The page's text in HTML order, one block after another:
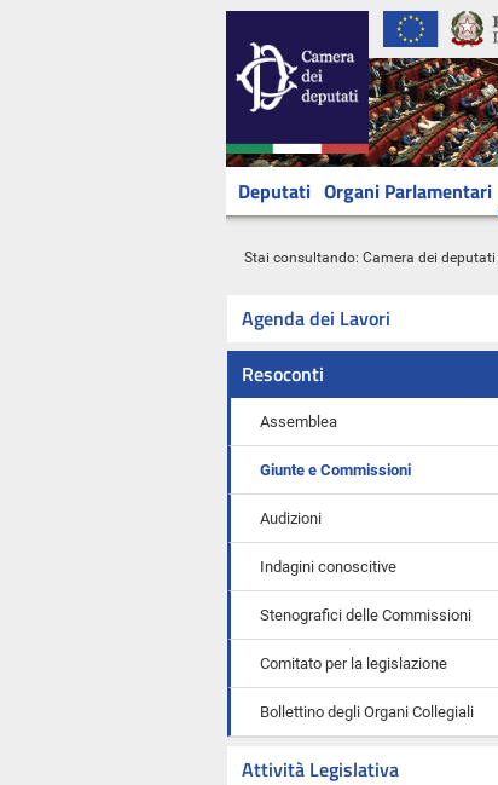
Deputati Organi Parlamentari
Stai consultando: Camera dei deputati
Agenda dei Lavori
Resoconti
Assemblea
Giunte e Commissioni
Audizioni
Indagini conoscitive
Stenografici delle Commissioni
Comitato per la legislazione
Bollettino degli Organi Collegiali
Attività Legislativa